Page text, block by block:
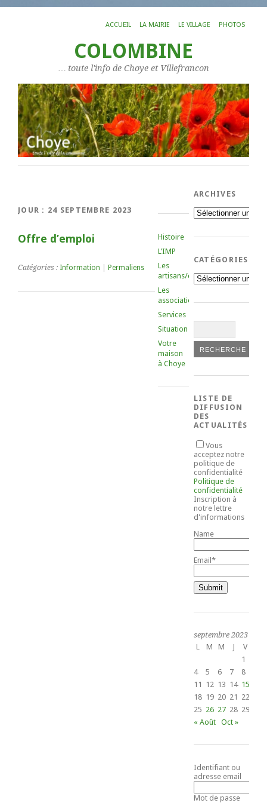
ACCUEIL LA MAIRIE LE VILLAGE PHOTOS
COLOMBINE
… toute l'info de Choye et Villefrancon
JOUR : 24 SEPTEMBRE 2023
Offre d’emploi
Catégories : Information Permaliens
Histoire
L’IMP
Les
artisans/commerçants
Les
associations
Services
Situation
Votre
maison
à Choye
ARCHIVES
Archives
CATÉGORIES
Catégories
LISTE DE
DIFFUSION
DES
ACTUALITÉS
Vous
acceptez notre
politique de
confidentialité
Politique de
confidentialité
Inscription à
notre lettre
d'informations
Name
Email*
septembre 2023
L
M M J V
1
4
5 6 7 8
11
12 13 14 15
18 19 20 21 22
25 26 27 28 29
« Août
Oct »
Identifiant ou
adresse email
Mot de passe